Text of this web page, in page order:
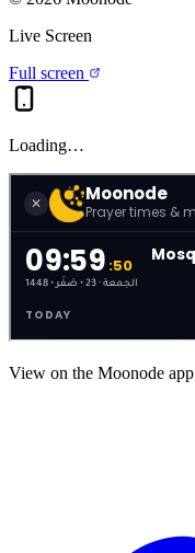
Live Screen
Full screen
Loading…
View on the Moonode app